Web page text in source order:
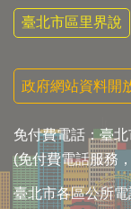
臺北市區里界說
政府網站資料開
免付費電話：臺
(免付費電話服務
臺北市各區公所